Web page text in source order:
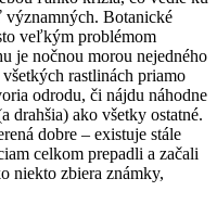
Botanické
veľkým problémom
je nočnou morou nejedného
rastlinách priamo
odrodu, či nájdu náhodne
drahšia) ako všetky ostatné.
dobre – existuje stále
celkom prepadli a začali
niekto zbiera známky,